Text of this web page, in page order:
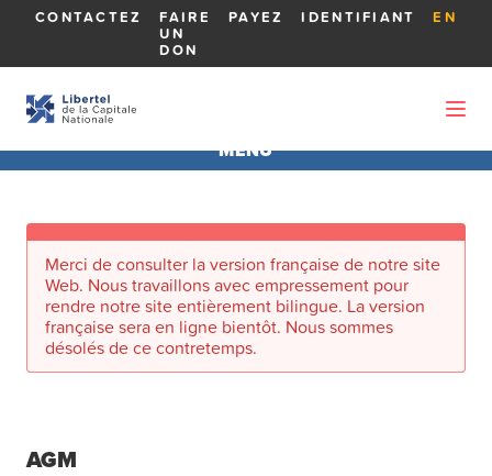
CONTACTEZ FAIRE
UN
DON
PAYEZ IDENTIFIANT EN
MENU
À PROPOS DE L'AGA
RAPPORTS
LES CANDIDATS
Merci de consulter la version française de notre site
Web. Nous travaillons avec empressement pour
rendre notre site entièrement bilingue. La version
française sera en ligne bientôt. Nous sommes
désolés de ce contretemps.
AGM